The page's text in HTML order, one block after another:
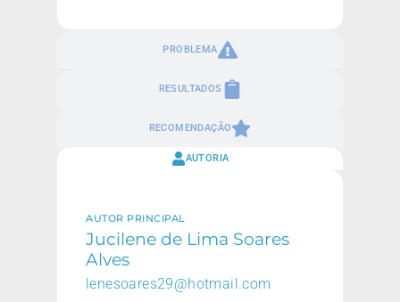
PROBLEMA
RESULTADOS
RECOMENDAÇÃO
AUTORIA
AUTOR PRINCIPAL
Jucilene de Lima Soares
Alves
lenesoares29@hotmail.com